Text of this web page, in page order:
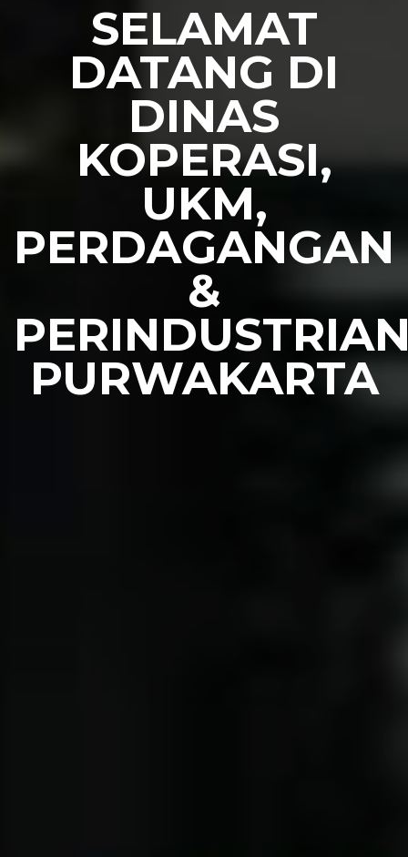
SELAMAT
DATANG DI
DINAS
KOPERASI,
UKM,
PERDAGANGAN
&
PURWAKARTA